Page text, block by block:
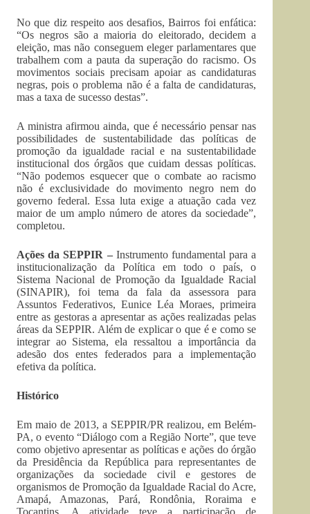
No que diz respeito aos desafios, Bairros foi enfática:
“Os negros são a maioria do eleitorado, decidem a
eleição, mas não conseguem eleger parlamentares que
trabalhem com a pauta da superação do racismo. Os
movimentos sociais precisam apoiar as candidaturas
negras, pois o problema não é a falta de candidaturas,
mas a taxa de sucesso destas”.
A ministra afirmou ainda, que é necessário pensar nas
possibilidades de sustentabilidade das políticas de
promoção da igualdade racial e na sustentabilidade
institucional dos órgãos que cuidam dessas políticas.
“Não podemos esquecer que o combate ao racismo
não é exclusividade do movimento negro nem do
governo federal. Essa luta exige a atuação cada vez
maior de um amplo número de atores da sociedade”,
completou.
Ações da SEPPIR – Instrumento fundamental para a
institucionalização da Política em todo o país, o
Sistema Nacional de Promoção da Igualdade Racial
(SINAPIR), foi tema da fala da assessora para
Assuntos Federativos, Eunice Léa Moraes, primeira
entre as gestoras a apresentar as ações realizadas pelas
áreas da SEPPIR. Além de explicar o que é e como se
integrar ao Sistema, ela ressaltou a importância da
adesão dos entes federados para a implementação
efetiva da política.
Histórico
Em maio de 2013, a SEPPIR/PR realizou, em Belém-
PA, o evento “Diálogo com a Região Norte”, que teve
como objetivo apresentar as políticas e ações do órgão
da Presidência da República para representantes de
organizações da sociedade civil e gestores de
organismos de Promoção da Igualdade Racial do Acre,
Amapá, Amazonas, Pará, Rondônia, Roraima e
Tocantins. A atividade teve a participação de